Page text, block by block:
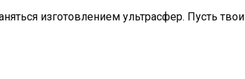
изготовлением ультрасфер. Пусть